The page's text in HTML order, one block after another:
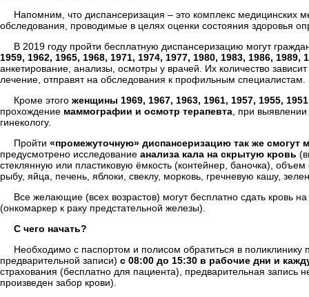
Напомним, что диспансеризация – это комплекс
обследования, проводимые в целях оценки состояния здоровья
В 2019 году пройти бесплатную диспансеризацию могут
1959, 1962, 1965, 1968, 1971, 1974, 1977, 1980, 1983, 1986, 1989,
анкетирование, анализы, осмотры у врачей. Их количество
лечение, отправят на обследования к профильным специалистам.
Кроме этого женщины 1969, 1967, 1963, 1961, 1957, 1955, 1951
прохождение маммографии и осмотр терапевта , при
гинекологу.
Пройти «промежуточную» диспансеризацию так же смогут
предусмотрено исследование анализа кала на скрытую кровь
стеклянную или пластиковую ёмкость (контейнер, баночка),
рыбу, яйца, печень, яблоки, свеклу, морковь, гречневую кашу,
Все желающие (всех возрастов) могут бесплатно сдать
(онкомаркер к раку предстательной железы).
С чего начать?
Необходимо с паспортом и полисом обратиться в поликлинику
предварительной записи) с 08:00 до 15:30 в рабочие дни и
страхования (бесплатно для пациента), предварительная
произведен забор крови).